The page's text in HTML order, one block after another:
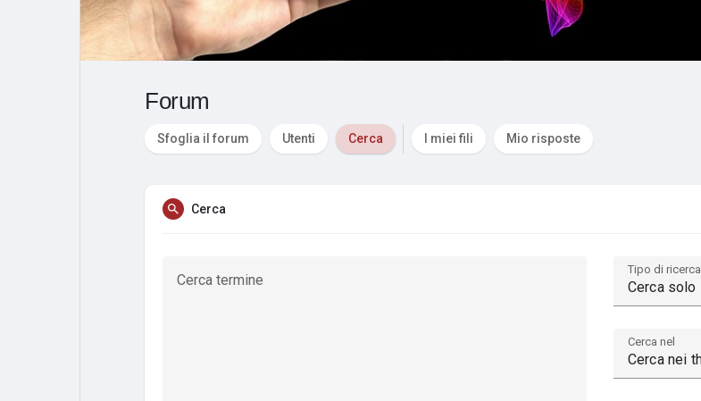
Post popolari Giochi
finanziamenti
Forum
Sfoglia il forum Utenti Cerca I miei fili Mio risposte
Cerca
Cerca termine
Tipo di ricerca
Cerca nel